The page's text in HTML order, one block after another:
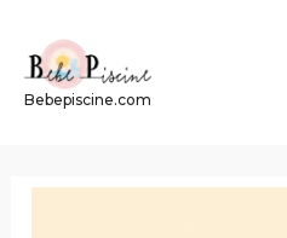
contenu
Bebepiscine.com